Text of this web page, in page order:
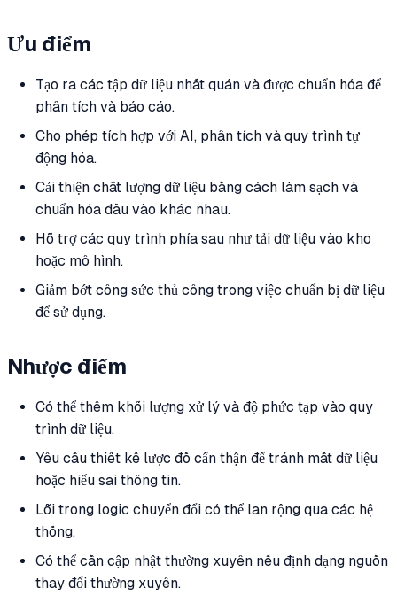
Ưu điểm
Tạo ra các tập dữ liệu nhất quán và được chuẩn hóa để
phân tích và báo cáo.
Cho phép tích hợp với AI, phân tích và quy trình tự
động hóa.
Cải thiện chất lượng dữ liệu bằng cách làm sạch và
chuẩn hóa đầu vào khác nhau.
Hỗ trợ các quy trình phía sau như tải dữ liệu vào kho
hoặc mô hình.
Giảm bớt công sức thủ công trong việc chuẩn bị dữ liệu
để sử dụng.
Nhược điểm
Có thể thêm khối lượng xử lý và độ phức tạp vào quy
trình dữ liệu.
Yêu cầu thiết kế lược đồ cẩn thận để tránh mất dữ liệu
hoặc hiểu sai thông tin.
Lỗi trong logic chuyển đổi có thể lan rộng qua các hệ
thống.
Có thể cần cập nhật thường xuyên nếu định dạng nguồn
thay đổi thường xuyên.